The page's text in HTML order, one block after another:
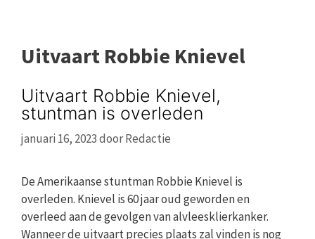
Uitvaart Robbie Knievel
Uitvaart Robbie Knievel,
stuntman is overleden
januari 16, 2023doorRedactie
De Amerikaanse stuntman Robbie Knievel is
overleden. Knievel is 60 jaar oud geworden en
overleed aan de gevolgen van alvleesklierkanker.
Wanneer de uitvaart precies plaats zal vinden is nog